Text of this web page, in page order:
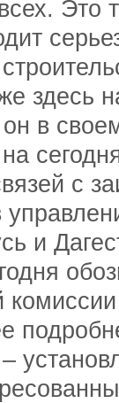
Это
здесь
в
с
и